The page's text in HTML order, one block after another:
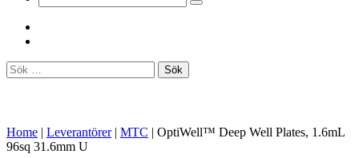
Sök
efter:
Home | Leverantörer | MTC | OptiWell™ Deep Well Plates, 1.6mL
96sq 31.6mm U